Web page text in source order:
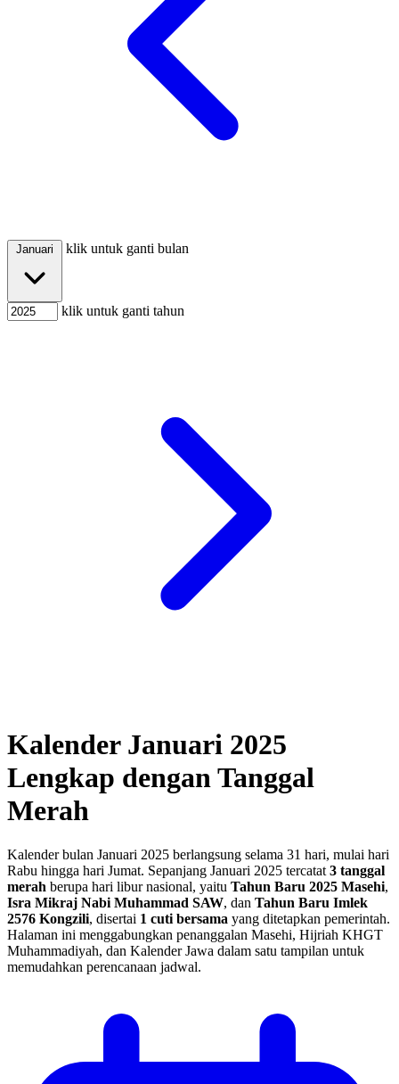
klik untuk ganti bulan
klik untuk ganti tahun
Kalender Januari 2025
Lengkap dengan Tanggal
Merah
Kalender bulan Januari 2025 berlangsung selama 31 hari, mulai hari
Rabu hingga hari Jumat. Sepanjang Januari 2025 tercatat 3 tanggal
merah berupa hari libur nasional, yaitu Tahun Baru 2025 Masehi,
Isra Mikraj Nabi Muhammad SAW, dan Tahun Baru Imlek
2576 Kongzili, disertai 1 cuti bersama yang ditetapkan pemerintah.
Halaman ini menggabungkan penanggalan Masehi, Hijriah KHGT
Muhammadiyah, dan Kalender Jawa dalam satu tampilan untuk
memudahkan perencanaan jadwal.